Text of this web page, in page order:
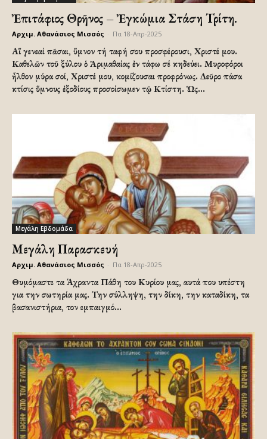
Ἐπιτάφιος Θρῆνος – Ἐγκώμια Στάση Τρίτη.
Αρχιμ. Αθανάσιος Μισσός Πα 18-Απρ-2025
Αἵ γενεαί πᾶσαι, ὕμνον τή ταφή σου προσφέρουσι, Χριστέ μου.
Καθελῶν τοῦ ξύλου ὁ Ἀριμαθαίας ἐν τάφω σέ κηδεύει. Μυροφόροι
ἦλθον μύρα σοί, Χριστέ μου, κομίζουσαι προφρόνως. Δεῦρο πάσα
κτίσις ὕμνους ἐξοδίους προσοίσωμεν τῷ Κτίστη. Ὡς...
Μεγάλη Εβδομάδα
Μεγάλη Παρασκευή
Αρχιμ. Αθανάσιος Μισσός Πα 18-Απρ-2025
Θυμόμαστε τα Άχραντα Πάθη του Κυρίου μας, αυτά που υπέστη
για την σωτηρία μας. Την σύλληψη, την δίκη, την καταδίκη, τα
βασανιστήρια, τον εμπαιγμό...